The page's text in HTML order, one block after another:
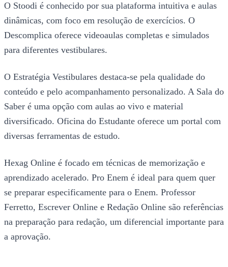
O Stoodi é conhecido por sua plataforma intuitiva e aulas
dinâmicas, com foco em resolução de exercícios. O
Descomplica oferece videoaulas completas e simulados
para diferentes vestibulares.
O Estratégia Vestibulares destaca-se pela qualidade do
conteúdo e pelo acompanhamento personalizado. A Sala do
Saber é uma opção com aulas ao vivo e material
diversificado. Oficina do Estudante oferece um portal com
diversas ferramentas de estudo.
Hexag Online é focado em técnicas de memorização e
aprendizado acelerado. Pro Enem é ideal para quem quer
se preparar especificamente para o Enem. Professor
Ferretto, Escrever Online e Redação Online são referências
na preparação para redação, um diferencial importante para
a aprovação.